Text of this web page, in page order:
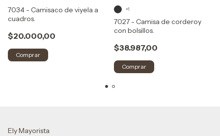
7034 - Camisaco de viyela a
cuadros.
$20.000,00
Comprar
7027 - Camisa de corderoy
con bolsillos.
$38.987,00
+1
Comprar
Ely Mayorista